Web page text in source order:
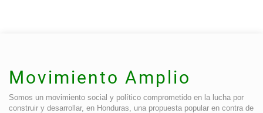
Movimiento Amplio
Somos un movimiento social y político comprometido en la lucha por
construir y desarrollar, en Honduras, una propuesta popular en contra de